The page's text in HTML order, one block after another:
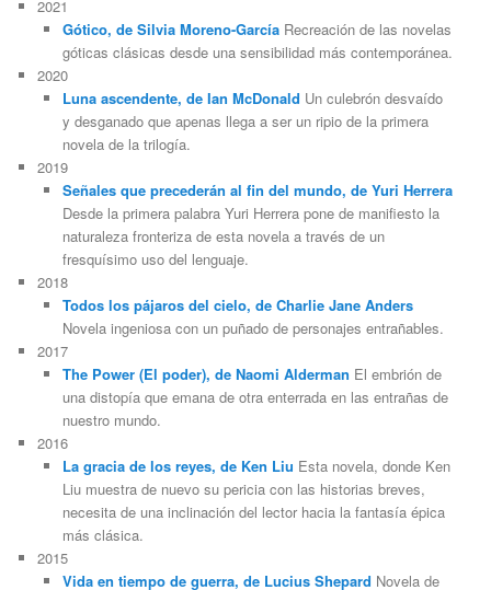
2021
Gótico, de Silvia Moreno-GarcíaRecreación de las novelas
góticas clásicas desde una sensibilidad más contemporánea.
2020
Luna ascendente, de Ian McDonald Un culebrón desvaído
y desganado que apenas llega a ser un ripio de la primera
novela de la trilogía.
2019
Señales que precederán al fin del mundo, de Yuri Herrera
Desde la primera palabra Yuri Herrera pone de manifiesto la
naturaleza fronteriza de esta novela a través de un
fresquísimo uso del lenguaje.
2018
Todos los pájaros del cielo, de Charlie Jane Anders
Novela ingeniosa con un puñado de personajes entrañables.
2017
The Power (El poder), de Naomi Alderman El embrión de
una distopía que emana de otra enterrada en las entrañas de
nuestro mundo.
2016
La gracia de los reyes, de Ken Liu Esta novela, donde Ken
Liu muestra de nuevo su pericia con las historias breves,
necesita de una inclinación del lector hacia la fantasía épica
más clásica.
2015
Vida en tiempo de guerra, de Lucius Shepard Novela de